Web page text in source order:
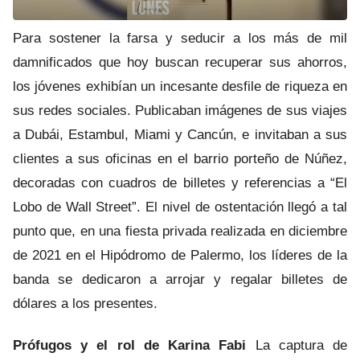
Para sostener la farsa y seducir a los más de mil
damnificados que hoy buscan recuperar sus ahorros,
los jóvenes exhibían un incesante desfile de riqueza en
sus redes sociales. Publicaban imágenes de sus viajes
a Dubái, Estambul, Miami y Cancún, e invitaban a sus
clientes a sus oficinas en el barrio porteño de Núñez,
decoradas con cuadros de billetes y referencias a “El
Lobo de Wall Street”. El nivel de ostentación llegó a tal
punto que, en una fiesta privada realizada en diciembre
de 2021 en el Hipódromo de Palermo, los líderes de la
banda se dedicaron a arrojar y regalar billetes de
dólares a los presentes.
Prófugos y el rol de Karina Fabi La captura de